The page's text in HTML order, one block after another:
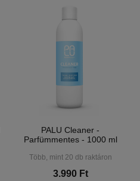
PALU Cleaner -
Parfümmentes - 1000 ml
Több, mint 20 db raktáron
3.990 Ft